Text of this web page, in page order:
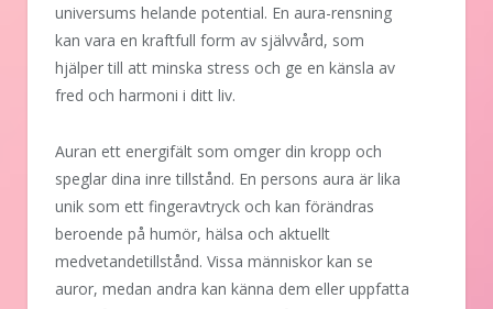
universums helande potential. En aura-rensning
kan vara en kraftfull form av självvård, som
hjälper till att minska stress och ge en känsla av
fred och harmoni i ditt liv.
Auran ett energifält som omger din kropp och
speglar dina inre tillstånd. En persons aura är lika
unik som ett fingeravtryck och kan förändras
beroende på humör, hälsa och aktuellt
medvetandetillstånd. Vissa människor kan se
auror, medan andra kan känna dem eller uppfatta